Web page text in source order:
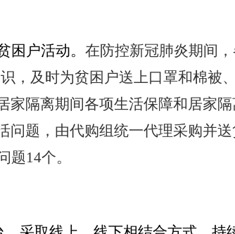
户活动。 在防控新冠肺炎期间
，及时为贫困户送上口罩和棉被
隔离期间各项生活保障和居家
题，由代购组统一代理采购并
题14个。